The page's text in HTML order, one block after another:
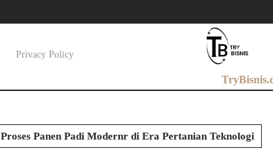
Privacy Policy
Proses Panen Padi Modernr di Era Pertanian Teknologi